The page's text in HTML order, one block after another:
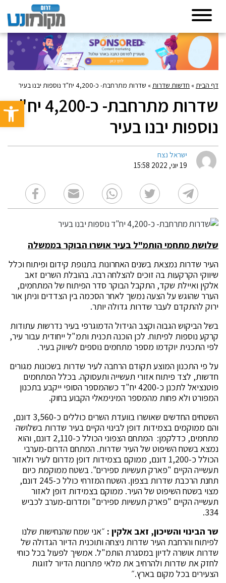
פתח
דף הבית» חדשות שדרות» שדרות מתרחבת- כ-4,200 יח"ד נוספות יבנו בעיר
שדרות מתרחבת- כ-4,200 יח"ד
נוספות יבנו בעיר
ישראל נצח
19 יוני, 2022 15:58
שלושת מתחמי הותמ"ל בעיר אושרו הבוקר בממשלה
העיר שדרות נמצאת בשנים האחרונות בתנופת קידום ופיתוח וכלל
שיווקי הקרקעות בה זוכים להצלחה רבה. בהובלת השרים זאב
אלקין ואיילת שקד, התקבל הבוקר סדר הפיתוח של המתחמים,
הערר שהוגש על הצעה נמשך לאחר הסכמה בין הצדדים וניתן אור
ירוק להתקדם לעבר שדרות גדולה יותר.
בשל הביקוש הגבוה וקצב הגידול הדמוגרפי בעיר נדרשות עתודות
קרקע נוספות לפיתוח. לכן הוכנה תכנית ותמ"ל ייחודית עבור עיר,
לפי התכנית יוקדמו מספר מתחמים נוספים לשיווק בעיר.
על פי התכנון המוצע תקודם הרחבה לעיר שדרות בשכונות מגורים
חדשות, לצד פיתוח אזורי תעשייה ותעסוקה. בכלל המתחמים
פוטנציאל לתכנן כ-4200 יח"ד כשהמספר הסופי ייקבע בתכנון
המפורט ולא פחות מהמספר המינימאלי הקבוע בחוק.
השטחים החדשים שאושרו בוועדת השרים כוללים כ-3,560 דונם,
והם ממוקמים בצמידות דופן לבינוי הקיים בעיר שדרות בשלושה
מתחמים, כדלקמן: המתחם הצפוני הכולל כ-2,110 דונם, והוא
נמצא בשטח השיפוט של העיר שדרות. המתחם הדרום-מערבי
הכולל כ-1,200 דונם, ממוקם בצמידות דופן מדרום לעיר ולאזור
תעשייה הקיים "פארק תעשיות ספירים". בשטח ממוקמת כיום
תחנת הרכבת שדרות בצפון. השטח המזרחי כולל כ-245 דונם,
מצוי בשטח השיפוט של העיר. ממוקם בצמידות דופן לאזור
תעשייה הקיים "פארק תעשיות ספירים" ומדרום-מערב לכביש
334.
שר הבינוי והשיכון, זאב אלקין :״אני שמח שהנחישות שלנו
לפיתוח והרחבת העיר שדרות ניצחה ותוכנית הדיור הגדולה של
שדרות אושרה לדיון במסגרת הותמ"ל. אמשיך לפעול בכל כוחי
לחזק את שדרות ולהרחיב את מלאי פתרונות הדיור לזוגות
הצעירים בכל מקום בארץ.״